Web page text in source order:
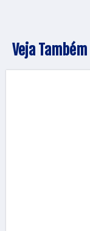
Veja Também